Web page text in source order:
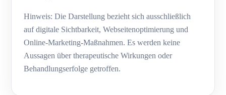
Hinweis: Die Darstellung bezieht sich ausschließlich
auf digitale Sichtbarkeit, Webseitenoptimierung und
Online-Marketing-Maßnahmen. Es werden keine
Aussagen über therapeutische Wirkungen oder
Behandlungserfolge getroffen.